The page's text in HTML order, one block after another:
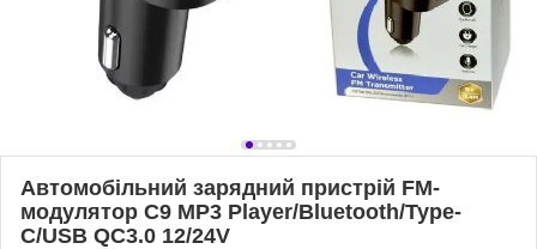
Автомобільний зарядний пристрій FM-
модулятор C9 MP3 Player/Bluetooth/Type-
C/USB QC3.0 12/24V